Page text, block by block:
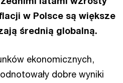
w Polsce są większe
średnią globalną.
ekonomicznych,
dobre wyniki